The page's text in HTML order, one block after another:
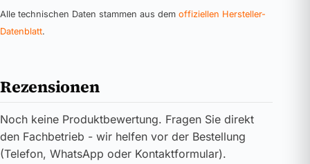
Alle technischen Daten stammen aus dem offiziellen Hersteller-
Datenblatt.
Rezensionen
Noch keine Produktbewertung. Fragen Sie direkt
den Fachbetrieb - wir helfen vor der Bestellung
(Telefon, WhatsApp oder Kontaktformular).